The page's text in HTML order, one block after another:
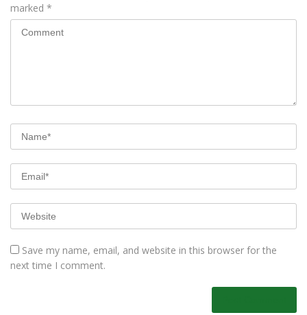
marked *
Save my name, email, and website in this browser for the
next time I comment.